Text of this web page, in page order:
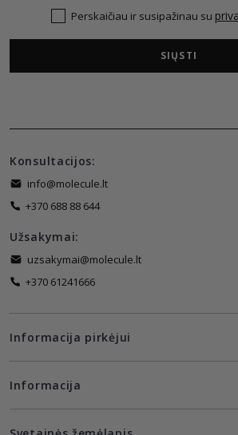
Perskaičiau ir susipažinau su
SIŲSTI
Konsultacijos:
info@molecule.lt
+370 688 88 644
Užsakymai:
uzsakymai@molecule.lt
+370 61241666
Informacija pirkėjui
Informacija